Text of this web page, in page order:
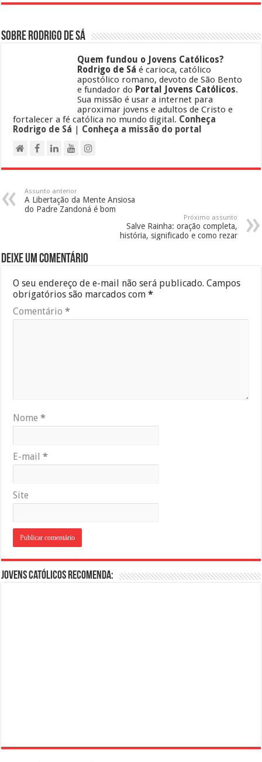
Sobre Rodrigo de Sá
Quem fundou o Jovens Católicos?
Rodrigo de Sá é carioca, católico
apostólico romano, devoto de São Bento
e fundador do Portal Jovens Católicos.
Sua missão é usar a internet para
aproximar jovens e adultos de Cristo e
fortalecer a fé católica no mundo digital. Conheça
Rodrigo de Sá
Conheça a missão do portal
Assunto anterior
A Libertação da Mente Ansiosa
do Padre Zandoná é bom
Próximo assunto
Salve Rainha: oração completa,
história, significado e como rezar
Deixe um comentário
O seu endereço de e-mail não será publicado. Campos
obrigatórios são marcados com*
Comentário*
Nome*
E-mail*
Site
Jovens Católicos Recomenda: